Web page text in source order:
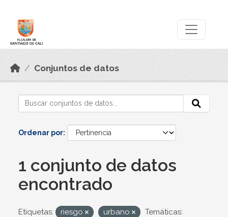
Conjuntos de datos
Ordenar por
1 conjunto de datos
encontrado
Etiquetas: riesgo urbano
Temáticas: